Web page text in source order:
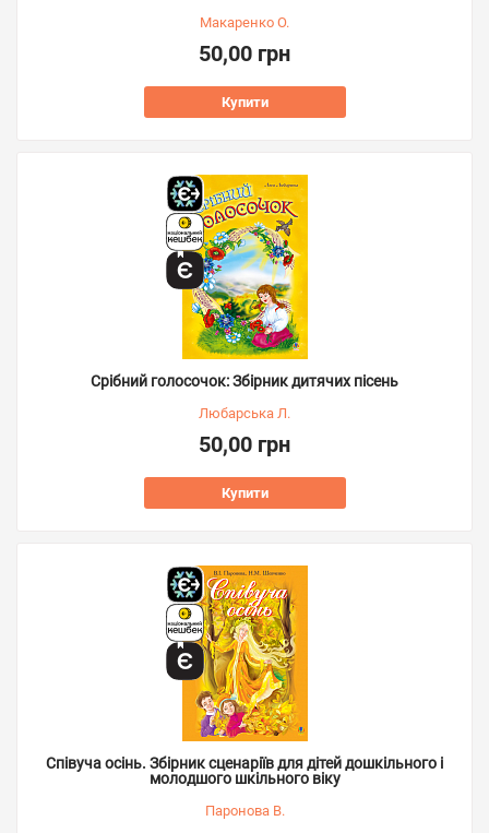
Макаренко О.
50,00 грн
Купити
Срібний голосочок: Збірник дитячих пісень
Любарська Л.
50,00 грн
Купити
Співуча осінь. Збірник сценаріїв для дітей дошкільного і
молодшого шкільного віку
Паронова В.